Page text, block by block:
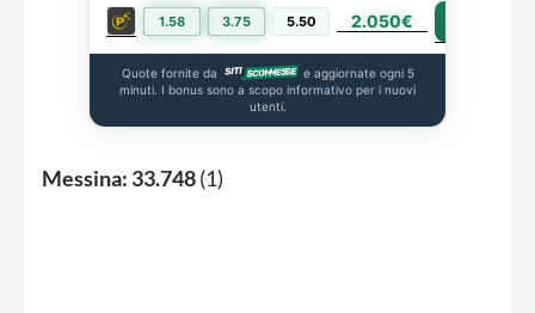
1.58 3.75 5.50 2.050€
Quote fornite da
e aggiornate ogni 5
minuti. I bonus sono a scopo informativo per i nuovi
utenti.
Messina: 33.748(1)